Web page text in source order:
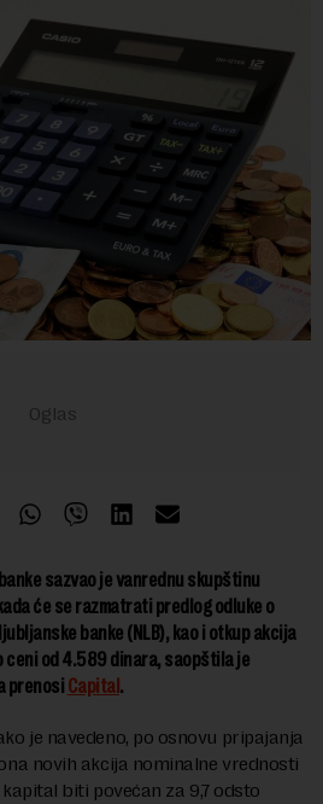
sazvao je vanrednu skupštinu
će se razmatrati predlog odluke o
banke (NLB), kao i otkup akcija
ceni od 4.589 dinara, saopštila je
prenosi Capital .
je navedeno, po osnovu pripajanja
novih akcija nominalne vrednosti
biti povećan za 9,7 odsto